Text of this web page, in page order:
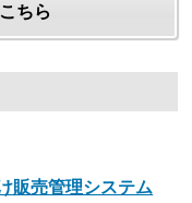
ちら
販売管理システム